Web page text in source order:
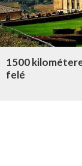
1500
felé